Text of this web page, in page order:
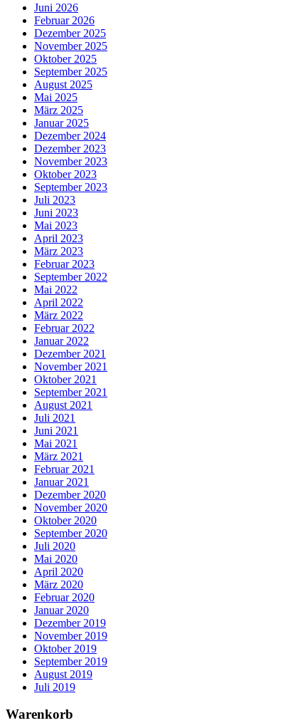
Juni 2026
Februar 2026
Dezember 2025
November 2025
Oktober 2025
September 2025
August 2025
Mai 2025
März 2025
Januar 2025
Dezember 2024
Dezember 2023
November 2023
Oktober 2023
September 2023
Juli 2023
Juni 2023
Mai 2023
April 2023
März 2023
Februar 2023
September 2022
Mai 2022
April 2022
März 2022
Februar 2022
Januar 2022
Dezember 2021
November 2021
Oktober 2021
September 2021
August 2021
Juli 2021
Juni 2021
Mai 2021
März 2021
Februar 2021
Januar 2021
Dezember 2020
November 2020
Oktober 2020
September 2020
Juli 2020
Mai 2020
April 2020
März 2020
Februar 2020
Januar 2020
Dezember 2019
November 2019
Oktober 2019
September 2019
August 2019
Juli 2019
Warenkorb